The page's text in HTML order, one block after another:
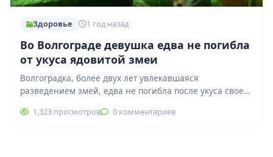
Здоровье 1 год назад
Во Волгограде девушка едва не погибла
от укуса ядовитой змеи
Волгоградка, более двух лет увлекавшаяся
разведением змей, едва не погибла после укуса своего
гадюковой…
1,323 просмотров 0 комментариев